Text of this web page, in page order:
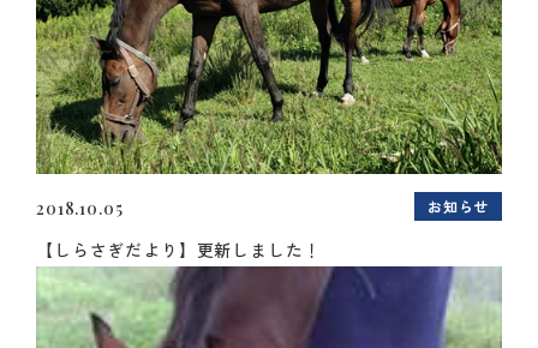
2018.10.05 お知らせ
【しらさぎだより】更新しました！